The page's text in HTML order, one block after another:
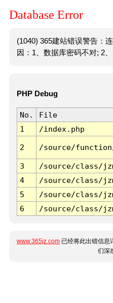
Database Error
(1040) 365建站错误警告：
因：1、数据库密码不对; 2、
PHP Debug
No. File
1
/index.php
2 /source/
3 /source/class/
4
/source/class/
5
/source/class/
6
/source/class/
www.365jz.com 已经将此出错信息
们深